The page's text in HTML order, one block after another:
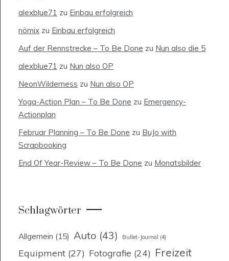
alexblue71 zu Einbau erfolgreich
nömix zu Einbau erfolgreich
Auf der Rennstrecke – To Be Done zu Nun also die 5
alexblue71 zu Nun also OP
NeonWilderness zu Nun also OP
Yoga-Action Plan – To Be Done zu Emergency-
Actionplan
Februar Planning – To Be Done zu BuJo with
Scrapbooking
End Of Year-Review – To Be Done zu Monatsbilder
Schlagwörter
Allgemein (15) Auto (43) Bullet-Journal (4)
Equipment (27) Fotografie (24) Freizeit